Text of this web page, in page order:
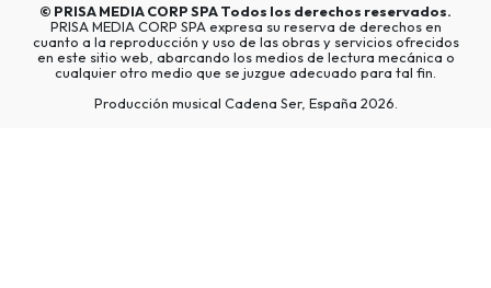
© PRISA MEDIA CORP SPATodos los derechos reservados.
PRISA MEDIA CORP SPA expresa su reserva de derechos en
cuanto a la reproducción y uso de las obras y servicios ofrecidos
en este sitio web, abarcando los medios de lectura mecánica o
cualquier otro medio que se juzgue adecuado para tal fin.
Producción musical Cadena Ser, España 2026.